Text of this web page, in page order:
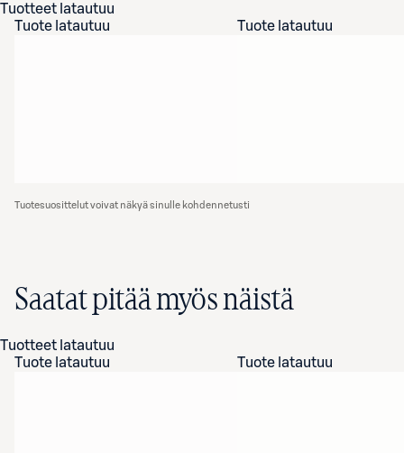
Tuotteet latautuu
Tuote latautuu
Tuote latautuu
Tuotesuosittelut voivat näkyä sinulle kohdennetusti
Saatat pitää myös näistä
Tuotteet latautuu
Tuote latautuu
Tuote latautuu